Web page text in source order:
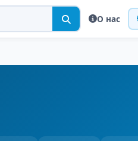
О нас